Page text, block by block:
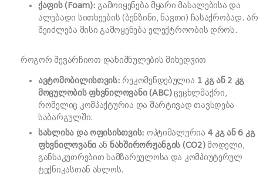
ქაფის (Foam): გამოიყენება მყარი მასალებისა და
ალებადი სითხეების (ბენზინი, ნავთი) ჩასაქრობად. არ
შეიძლება მისი გამოყენება ელექტროობის დროს.
როგორ შევარჩიოთ დანიშნულების მიხედვით
ავტომობილისთვის: რეკომენდებულია 1 კგ ან 2 კგ
მოცულობის ფხვნილოვანი (ABC)ცეცხლმაქრი,
რომელიც კომპაქტურია და მარტივად თავსდება
საბარგულში.
სახლისა და ოფისისთვის: ოპტიმალურია 4 კგ ან 6 კგ
ფხვნილოვანი ან ნახშირორჟანგის (CO2)მოდელი,
განსაკუთრებით სამზარეულოსა და კომპიუტერულ
ტექნიკასთან ახლოს.